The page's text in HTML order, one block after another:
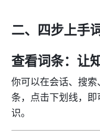
二、四步上手
查看词条：让
你可以在会话、搜
条，点击下划线，即
识。